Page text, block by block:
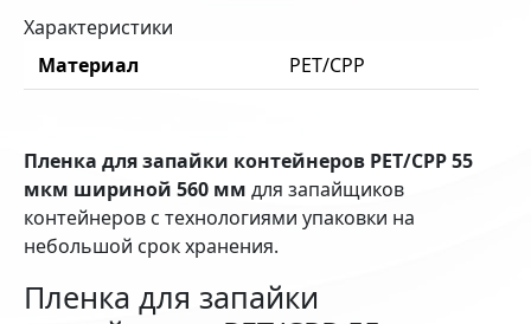
Характеристики
Материал
PET/CPP
Пленка для запайки контейнеров PET/CPP55
мкм шириной 560 мм для запайщиков
контейнеров с технологиями упаковки на
небольшой срок хранения.
Пленка для запайки